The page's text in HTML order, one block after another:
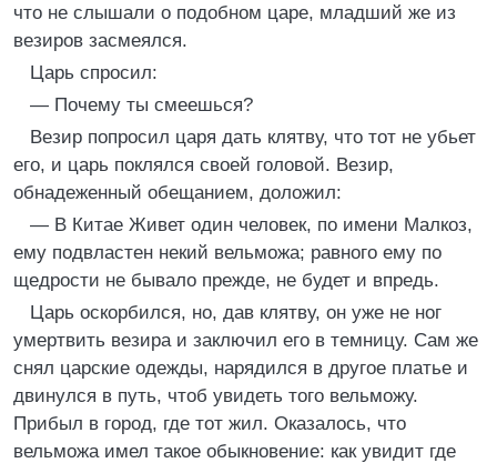
что не слышали о подобном царе, младший же из
везиров засмеялся.
Царь спросил:
— Почему ты смеешься?
Везир попросил царя дать клятву, что тот не убьет
его, и царь поклялся своей головой. Везир,
обнадеженный обещанием, доложил:
— В Китае Живет один человек, по имени Малкоз,
ему подвластен некий вельможа; равного ему по
щедрости не бывало прежде, не будет и впредь.
Царь оскорбился, но, дав клятву, он уже не ног
умертвить везира и заключил его в темницу. Сам же
снял царские одежды, нарядился в другое платье и
двинулся в путь, чтоб увидеть того вельможу.
Прибыл в город, где тот жил. Оказалось, что
вельможа имел такое обыкновение: как увидит где